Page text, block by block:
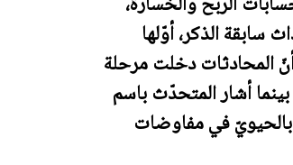
الذكر، أوّلها
المحادثات دخلت مرحلة
أشار المتحدّث باسم
بالحيويّ في مفاوضات